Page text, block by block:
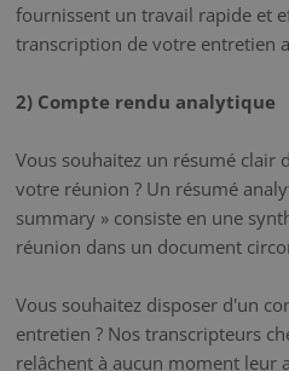
fournissent un travail rapide et
transcription de votre entretien
2) Compte rendu analytique
Vous souhaitez un résumé clair
votre réunion ? Un résumé
summary » consiste en une
réunion dans un document
Vous souhaitez disposer d'un
entretien ? Nos transcripteurs
relâchent à aucun moment leur